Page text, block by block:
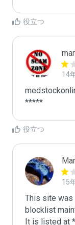
役立つ
14
*****
役立つ
15
This site was
blocklist
It is listed at